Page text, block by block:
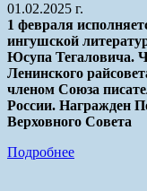
01.02.2025 г.
1 февраля
ингушской
Юсупа Тегаловича.
Ленинского
членом Союза
России. Награжден
Верховного Совета
Подробнее